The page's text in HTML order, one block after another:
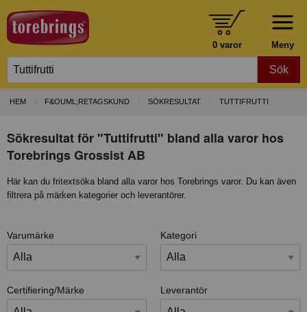
Meny
0 varor
Sök
HEM F&OUML;RETAGSKUND SÖKRESULTAT TUTTIFRUTTI
Sökresultat för "Tuttifrutti" bland alla varor hos
Torebrings Grossist AB
Här kan du fritextsöka bland alla varor hos Torebrings varor. Du kan även
filtrera på märken kategorier och leverantörer.
Varumärke Kategori
Certifiering/Märke Leverantör